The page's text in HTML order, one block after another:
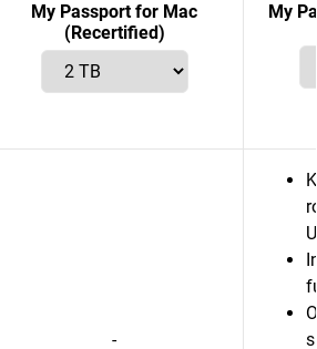
My Passport for Mac
(Recertified)
My
-